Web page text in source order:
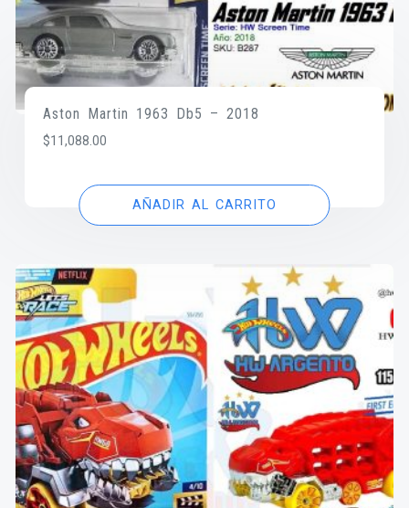
Aston Martin 1963 Db5 – 2018
$11,088.00
AÑADIR AL CARRITO